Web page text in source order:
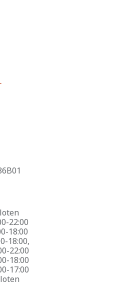
22:00
18:00
18:00,
22:00
18:00
17:00